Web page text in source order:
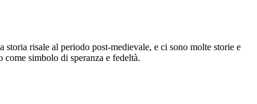
storia risale al periodo post-medievale, e ci sono molte storie e
simbolo di speranza e fedeltà.